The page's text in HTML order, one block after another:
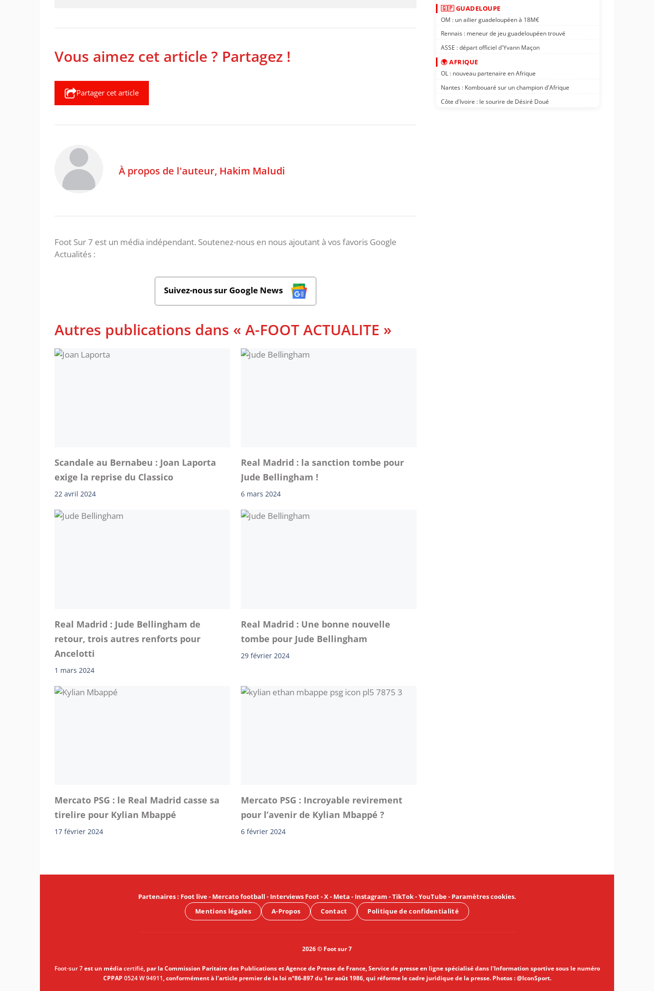
Vous aimez cet article ? Partagez !
Partager cet article
À propos de l'auteur, Hakim Maludi
Foot Sur 7 est un média indépendant. Soutenez-nous en nous ajoutant à vos favoris Google
Actualités :
Suivez-nous sur Google News
Autres publications dans « A-FOOT ACTUALITE »
Scandale au Bernabeu : Joan Laporta
exige la reprise du Classico
22 avril 2024
Real Madrid : la sanction tombe pour
Jude Bellingham !
6 mars 2024
Real Madrid : Jude Bellingham de
retour, trois autres renforts pour
Ancelotti
1 mars 2024
Real Madrid : Une bonne nouvelle
tombe pour Jude Bellingham
29 février 2024
Mercato PSG : le Real Madrid casse sa
tirelire pour Kylian Mbappé
17 février 2024
Mercato PSG : Incroyable revirement
pour l’avenir de Kylian Mbappé ?
6 février 2024
🇬🇵 GUADELOUPE
OM : un ailier guadeloupéen à 18M€
Rennais : meneur de jeu guadeloupéen trouvé
ASSE : départ officiel d'Yvann Maçon
🌍 AFRIQUE
OL : nouveau partenaire en Afrique
Nantes : Kombouaré sur un champion d'Afrique
Côte d'Ivoire : le sourire de Désiré Doué
Partenaires: Foot live- Mercato football - Interviews Foot-X- Meta - Instagram -TikTok-YouTube- Paramètres cookies.
Mentions légales
A-Propos Contact Politique de confidentialité
2026 © Foot sur 7
Foot-sur 7est un médiacertifié, par la Commission Paritaire des Publications et Agence de Presse de France, Service de presse en ligne spécialisé dans l'Information sportive sous le numéro
CPPAP 0524 W 94911, conformément à l'article premier de la loi n°86-897 du 1er août 1986, qui réforme le cadre juridique de la presse. Photos : @IconSport.